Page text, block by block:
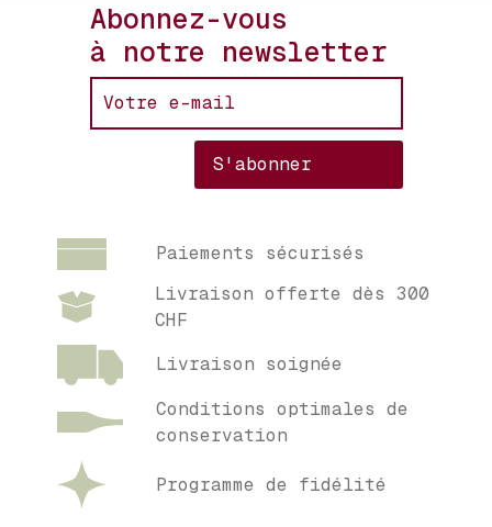
Abonnez-vous
à notre newsletter
Paiements sécurisés
Livraison offerte dès 300
CHF
Livraison soignée
Conditions optimales de
conservation
Programme de fidélité